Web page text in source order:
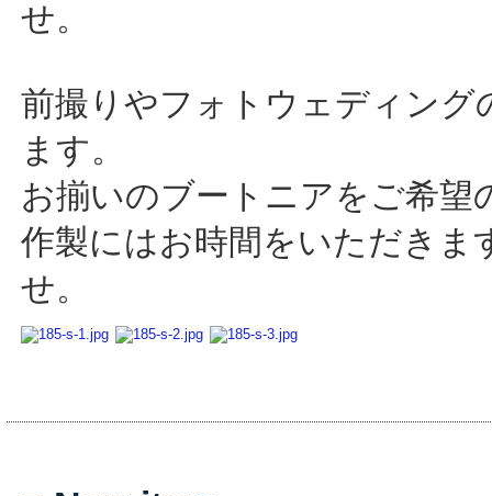
せ。
前撮りやフォトウェディン
ます。
お揃いのブートニアをご希
作製にはお時間をいただきま
せ。